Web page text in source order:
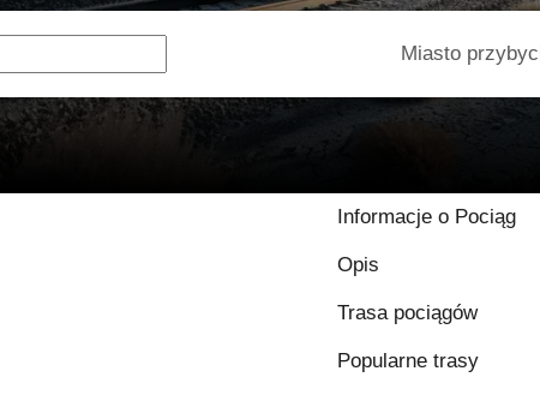
Miasto
Informacje o Pociąg
Opis
Trasa pociągów
Popularne trasy